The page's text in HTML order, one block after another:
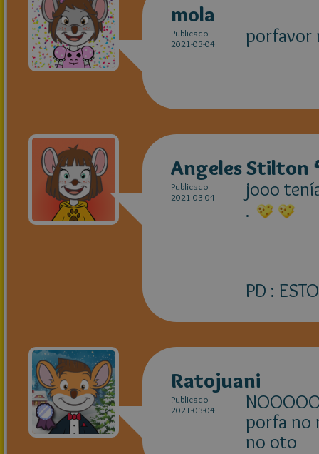
mola
Publicado
2021-03-04
porfavor
Angeles Stilton
Publicado
2021-03-04
jooo
.
PD :
Ratojuani
Publicado
2021-03-04
porfa no
no oto